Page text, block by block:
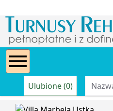
Ulubione (0)